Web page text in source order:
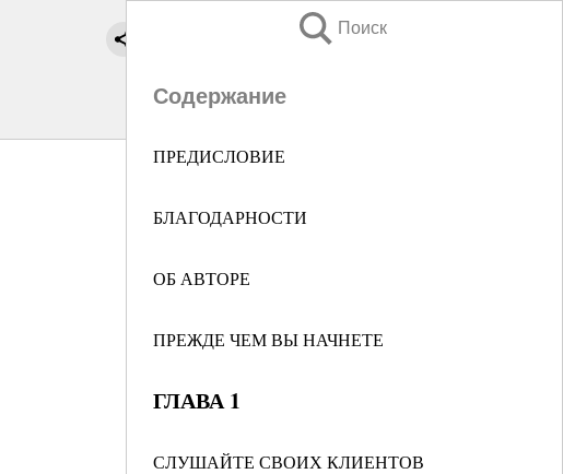
Поиск
Содержание
ПРЕДИСЛОВИЕ
БЛАГОДАРНОСТИ
ОБ АВТОРЕ
ПРЕЖДЕ ЧЕМ ВЫ НАЧНЕТЕ
ГЛАВА 1
СЛУШАЙТЕ СВОИХ КЛИЕНТОВ